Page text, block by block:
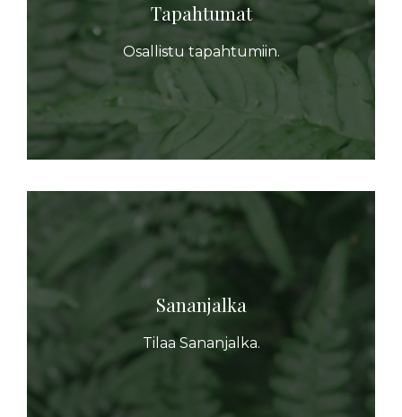
Tapahtumat
Osallistu tapahtumiin.
Sananjalka
Tilaa Sananjalka.